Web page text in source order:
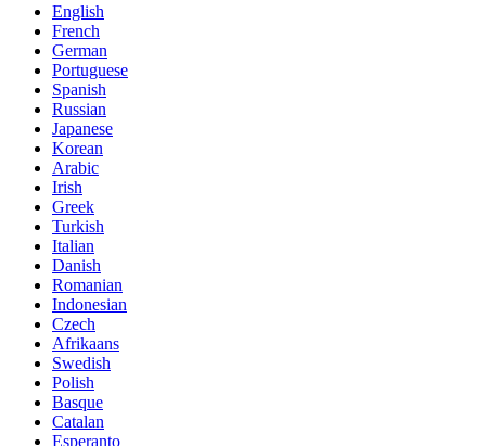
English
French
German
Portuguese
Spanish
Russian
Japanese
Korean
Arabic
Irish
Greek
Turkish
Italian
Danish
Romanian
Indonesian
Czech
Afrikaans
Swedish
Polish
Basque
Catalan
Esperanto